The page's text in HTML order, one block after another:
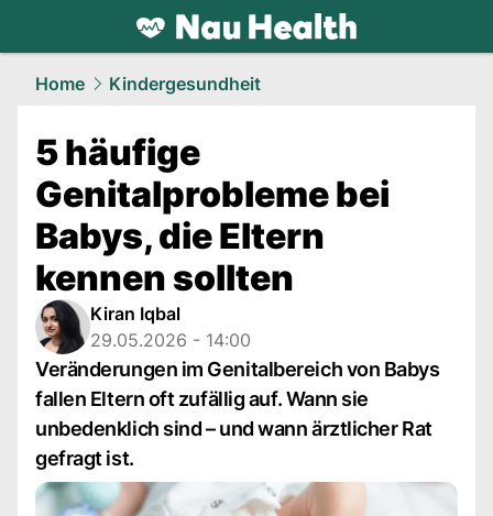
health.NAU.ch
Home Kindergesundheit
5 häufige
Genitalprobleme bei
Babys, die Eltern
kennen sollten
Kiran Iqbal
29.05.2026 - 14:00
Veränderungen im Genitalbereich von Babys
fallen Eltern oft zufällig auf. Wann sie
unbedenklich sind – und wann ärztlicher Rat
gefragt ist.